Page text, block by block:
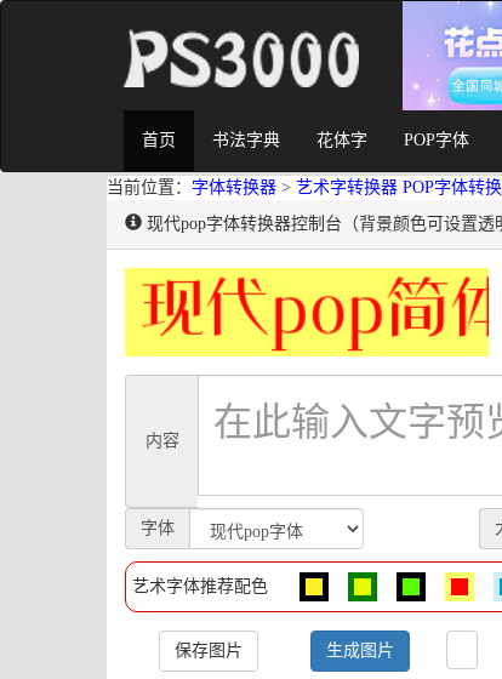
首页 书法字典 花体字 POP字体
当前位置： 字体转换器 > 艺术字转换器 POP字体转
现代pop字体转换器控制台（背景颜色可设置透
内容
字体
艺术字体推荐配色
保存图片 生成图片